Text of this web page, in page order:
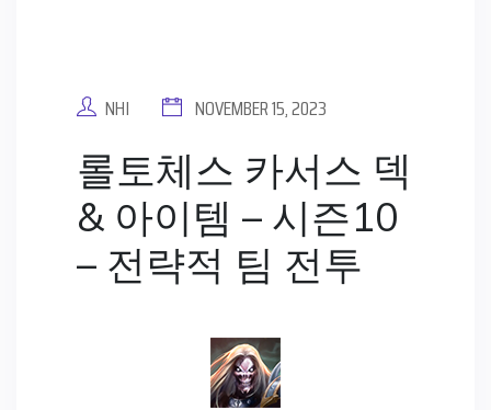
NHI NOVEMBER 15, 2023
롤토체스 카서스 덱
& 아이템 – 시즌10
– 전략적 팀 전투